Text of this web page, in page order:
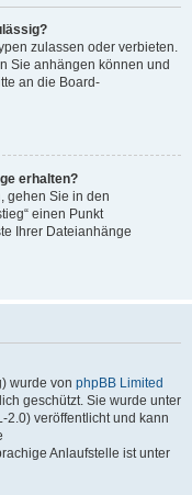
zulassen oder verbieten.
Sie anhängen können und
an die Board-
erhalten?
gehen Sie in den
einen Punkt
Ihrer Dateianhänge
wurde von phpBB Limited
geschützt. Sie wurde unter
2.0) veröffentlicht und kann
Anlaufstelle ist unter